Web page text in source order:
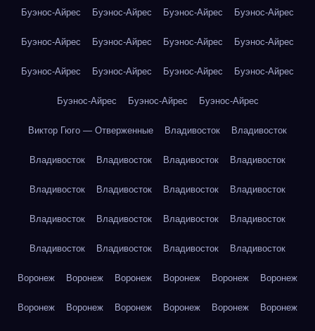
Буэнос-Айрес Буэнос-Айрес Буэнос-Айрес Буэнос-Айрес
Буэнос-Айрес Буэнос-Айрес Буэнос-Айрес Буэнос-Айрес
Буэнос-Айрес Буэнос-Айрес Буэнос-Айрес Буэнос-Айрес
Буэнос-Айрес Буэнос-Айрес Буэнос-Айрес
Виктор Гюго — Отверженные Владивосток Владивосток
Владивосток Владивосток Владивосток Владивосток
Владивосток Владивосток Владивосток Владивосток
Владивосток Владивосток Владивосток Владивосток
Владивосток Владивосток Владивосток Владивосток
Воронеж Воронеж Воронеж Воронеж Воронеж Воронеж
Воронеж Воронеж Воронеж Воронеж Воронеж Воронеж